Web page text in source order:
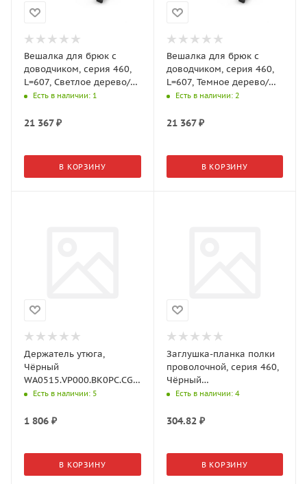
Вешалка для брюк с
доводчиком, серия 460,
L=607, Светлое дерево/
Чёрный
Aristo
Есть в наличии: 1
21 367₽
В КОРЗИНУ
Вешалка для брюк с
доводчиком, серия 460,
L=607, Темное дерево/
Чёрный
Aristo
Есть в наличии: 2
21 367₽
В КОРЗИНУ
Держатель утюга,
Чёрный
WA0515.VP000.BK0PC.CG
Aristo
Есть в наличии: 5
1 806 ₽
В КОРЗИНУ
Заглушка-планка полки
проволочной, серия 460,
Чёрный
WA0318.VP046.BK000.CI
Есть в наличии: 4
304.82₽
В КОРЗИНУ